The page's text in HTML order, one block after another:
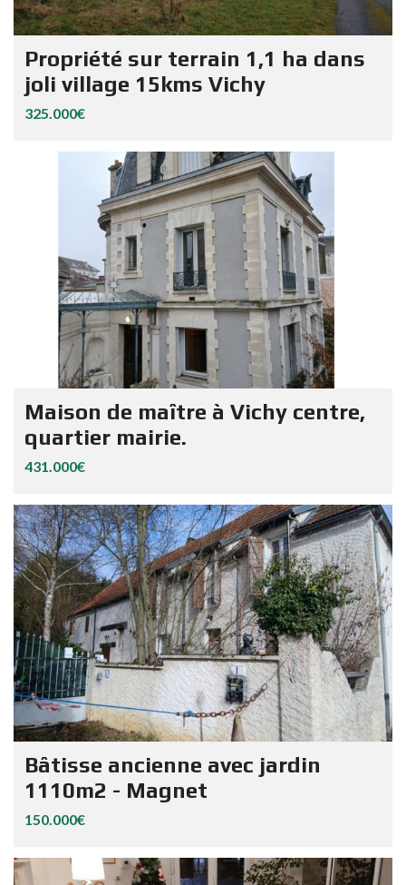
Propriété sur terrain 1,1 ha dans
joli village 15kms Vichy
325.000€
Maison de maître à Vichy centre,
quartier mairie.
431.000€
Bâtisse ancienne avec jardin
1110m2 - Magnet
150.000€